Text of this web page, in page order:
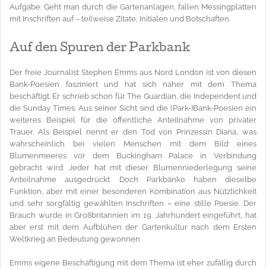
Aufgabe. Geht man durch die Gartenanlagen, fallen Messingplatten
mit Inschriften auf – teilweise Zitate, Initialen und Botschaften.
Auf den Spuren der Parkbank
Der freie Journalist Stephen Emms aus Nord London ist von diesen
Bank-Poesien fasziniert und hat sich näher mit dem Thema
beschäftigt. Er schrieb schon für The Guardian, die Independent und
die Sunday Times. Aus seiner Sicht sind die (Park-)Bank-Poesien ein
weiteres Beispiel für die öffentliche Anteilnahme von privater
Trauer. Als Beispiel nennt er den Tod von Prinzessin Diana, was
wahrscheinlich bei vielen Menschen mit dem Bild eines
Blumenmeeres vor dem Buckingham Palace in Verbindung
gebracht wird. Jeder hat mit dieser Blumenniederlegung seine
Anteilnahme ausgedrückt. Doch Parkbänke haben dieselbe
Funktion, aber mit einer besonderen Kombination aus Nützlichkeit
und sehr sorgfältig gewählten Inschriften – eine stille Poesie. Der
Brauch wurde in Großbritannien im 19. Jahrhundert eingeführt, hat
aber erst mit dem Aufblühen der Gartenkultur nach dem Ersten
Weltkrieg an Bedeutung gewonnen.
Emms eigene Beschäftigung mit dem Thema ist eher zufällig durch